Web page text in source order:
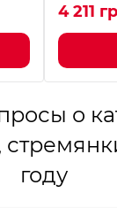
4 211
о
году